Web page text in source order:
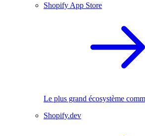
Shopify App Store
Le plus grand écosystème
Shopify.dev